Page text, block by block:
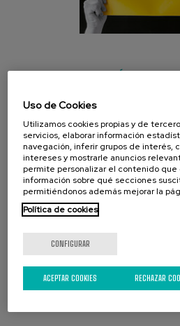
CAMPAŃA ACTUAL
Uso de Cookies
Utilizamos cookies propias y de
servicios, elaborar información
navegación, inferir grupos de interés,
intereses y mostrarle anuncios
permite personalizar el contenido
información sobre qué secciones
permitiéndonos además mejorar la
Política de cookies
CONFIGURAR
RECHAZAR
ACEPTAR COOKIES